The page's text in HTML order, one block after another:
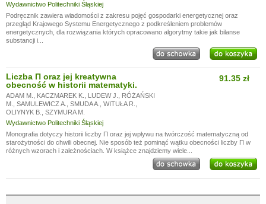
Wydawnictwo Politechniki Śląskiej
Podręcznik zawiera wiadomości z zakresu pojęć gospodarki energetycznej oraz
przegląd Krajowego Systemu Energetycznego z podkreśleniem problemów
energetycznych, dla rozwiązania których opracowano algorytmy takie jak bilanse
substancji i...
Liczba Π oraz jej kreatywna
obecność w historii matematyki.
ADAM M. KACZMAREK K. LUDEW J.
RÓŻAŃSKI
M.
SAMULEWICZ A. SMUDA A. WITUŁA R.
OLIYNYK B.
SZYMURA M.
Wydawnictwo Politechniki Śląskiej
91.35 zł
Monografia dotyczy historii liczby Π oraz jej wpływu na twórczość matematyczną od
starożytności do chwili obecnej. Nie sposób też pominąć wątku obecności liczby Π w
różnych wzorach i zależnościach. W książce znajdziemy wiele...